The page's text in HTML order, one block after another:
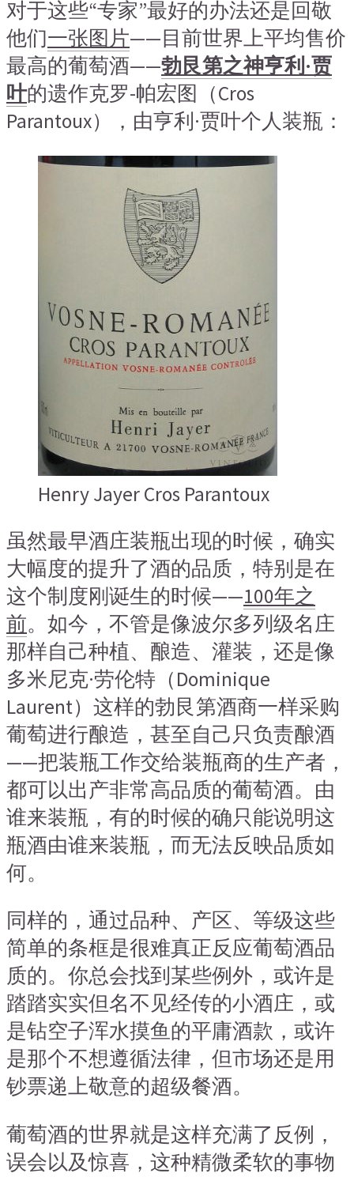
对于这些“专家”最好的办法还是回敬
他们一张图片——目前世界上平均售价
最高的葡萄酒——勃艮第之神亨利·贾
叶的遗作克罗-帕宏图（Cros
Parantoux），由亨利·贾叶个人装瓶：
Henry Jayer Cros Parantoux
虽然最早酒庄装瓶出现的时候，确实
大幅度的提升了酒的品质，特别是在
这个制度刚诞生的时候——100年之
前。如今，不管是像波尔多列级名庄
那样自己种植、酿造、灌装，还是像
多米尼克·劳伦特（Dominique
Laurent）这样的勃艮第酒商一样采购
葡萄进行酿造，甚至自己只负责酿酒
——把装瓶工作交给装瓶商的生产者，
都可以出产非常高品质的葡萄酒。由
谁来装瓶，有的时候的确只能说明这
瓶酒由谁来装瓶，而无法反映品质如
何。
同样的，通过品种、产区、等级这些
简单的条框是很难真正反应葡萄酒品
质的。你总会找到某些例外，或许是
踏踏实实但名不见经传的小酒庄，或
是钻空子浑水摸鱼的平庸酒款，或许
是那个不想遵循法律，但市场还是用
钞票递上敬意的超级餐酒。
葡萄酒的世界就是这样充满了反例，
误会以及惊喜，这种精微柔软的事物